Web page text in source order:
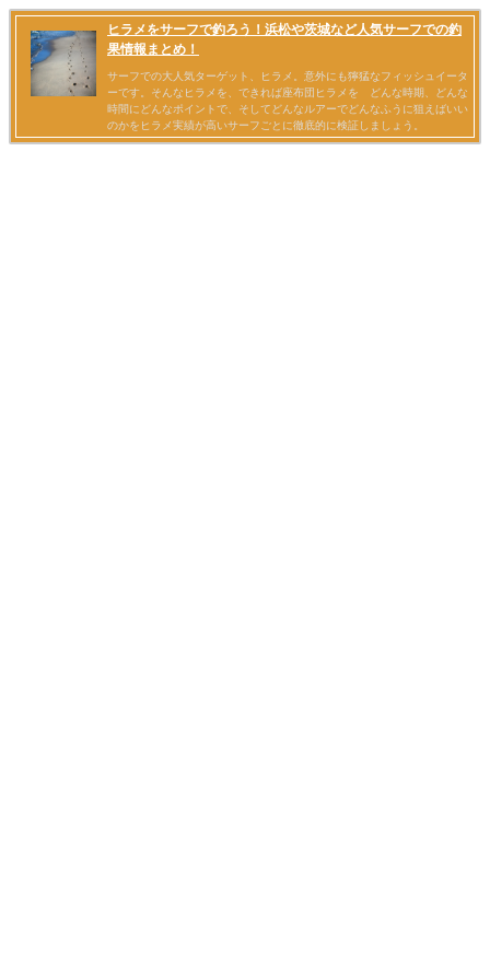
ヒラメをサーフで釣ろう！浜松や茨城など人気サーフでの釣
果情報まとめ！
サーフでの大人気ターゲット、ヒラメ。意外にも獰猛なフィッシュイータ
ーです。そんなヒラメを、できれば座布団ヒラメを どんな時期、どんな
時間にどんなポイントで、そしてどんなルアーでどんなふうに狙えばいい
のかをヒラメ実績が高いサーフごとに徹底的に検証しましょう。